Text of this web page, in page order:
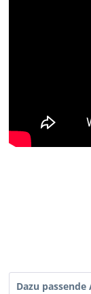
Dazu